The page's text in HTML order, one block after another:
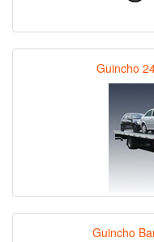
Guincho
Guincho